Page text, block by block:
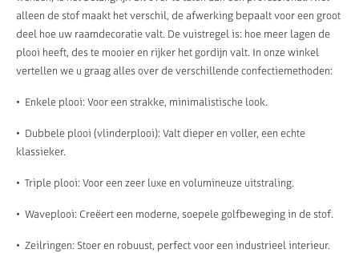
alleen de stof maakt het verschil, de afwerking bepaalt voor een groot
deel hoe uw raamdecoratie valt. De vuistregel is: hoe meer lagen de
plooi heeft, des te mooier en rijker het gordijn valt. In onze winkel
vertellen we u graag alles over de verschillende confectiemethoden:
• Enkele plooi: Voor een strakke, minimalistische look.
• Dubbele plooi (vlinderplooi): Valt dieper en voller, een echte
klassieker.
• Triple plooi: Voor een zeer luxe en volumineuze uitstraling.
• Waveplooi: Creëert een moderne, soepele golfbeweging in de stof.
• Zeilringen: Stoer en robuust, perfect voor een industrieel interieur.